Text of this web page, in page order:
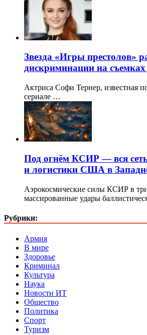
Звезда «Игры престолов»
дискриминации на съемках
Актриса Софи Тернер, известная
сериале …
Под огнём КСИР — вся
и логистики США в
Аэрокосмические силы КСИР в
массированные удары
Рубрики:
Армия
В мире
Здоровье
Криминал
Культура
Наука
Новости ИТ
Общество
Политика
Спорт
Туризм